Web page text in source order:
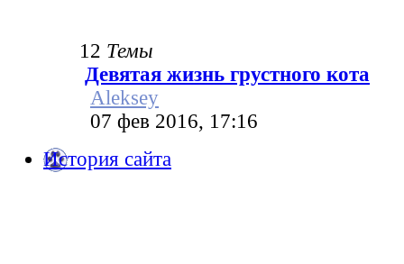
12 Темы
Девятая жизнь грустного кота
Aleksey
07 фев 2016, 17:16
История сайта